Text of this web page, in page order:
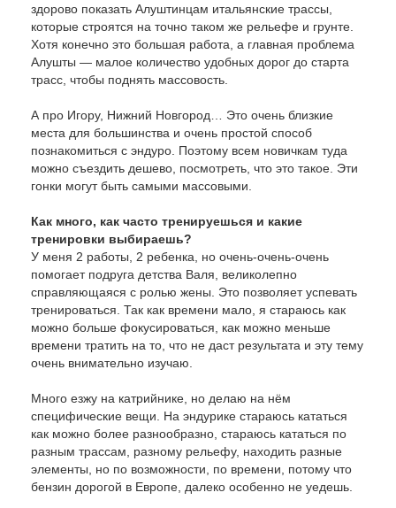
здорово показать Алуштинцам итальянские трассы,
которые строятся на точно таком же рельефе и грунте.
Хотя конечно это большая работа, а главная проблема
Алушты — малое количество удобных дорог до старта
трасс, чтобы поднять массовость.
А про Игору, Нижний Новгород… Это очень близкие
места для большинства и очень простой способ
познакомиться с эндуро. Поэтому всем новичкам туда
можно съездить дешево, посмотреть, что это такое. Эти
гонки могут быть самыми массовыми.
Как много, как часто тренируешься и какие
тренировки выбираешь?
У меня 2 работы, 2 ребенка, но очень-очень-очень
помогает подруга детства Валя, великолепно
справляющаяся с ролью жены. Это позволяет успевать
тренироваться. Так как времени мало, я стараюсь как
можно больше фокусироваться, как можно меньше
времени тратить на то, что не даст результата и эту тему
очень внимательно изучаю.
Много езжу на катрийнике, но делаю на нём
специфические вещи. На эндурике стараюсь кататься
как можно более разнообразно, стараюсь кататься по
разным трассам, разному рельефу, находить разные
элементы, но по возможности, по времени, потому что
бензин дорогой в Европе, далеко особенно не уедешь.